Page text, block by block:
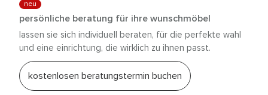
neu
persönliche beratung für ihre wunschmöbel
lassen sie sich individuell beraten, für die perfekte wahl
und eine einrichtung, die wirklich zu ihnen passt.
kostenlosen beratungstermin buchen